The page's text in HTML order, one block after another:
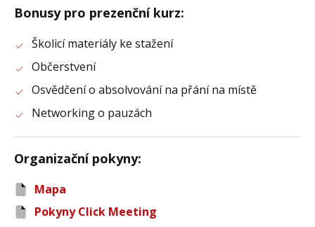
Bonusy pro prezenční kurz:
Školicí materiály ke stažení
Občerstvení
Osvědčení o absolvování na přání na místě
Networking o pauzách
Organizační pokyny:
Mapa
Pokyny Click Meeting